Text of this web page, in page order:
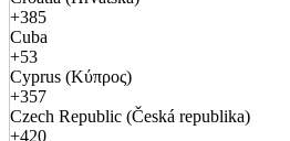
+385
Cuba
+53
Cyprus (Κύπρος)
+357
Czech Republic (Česká republika)
+420